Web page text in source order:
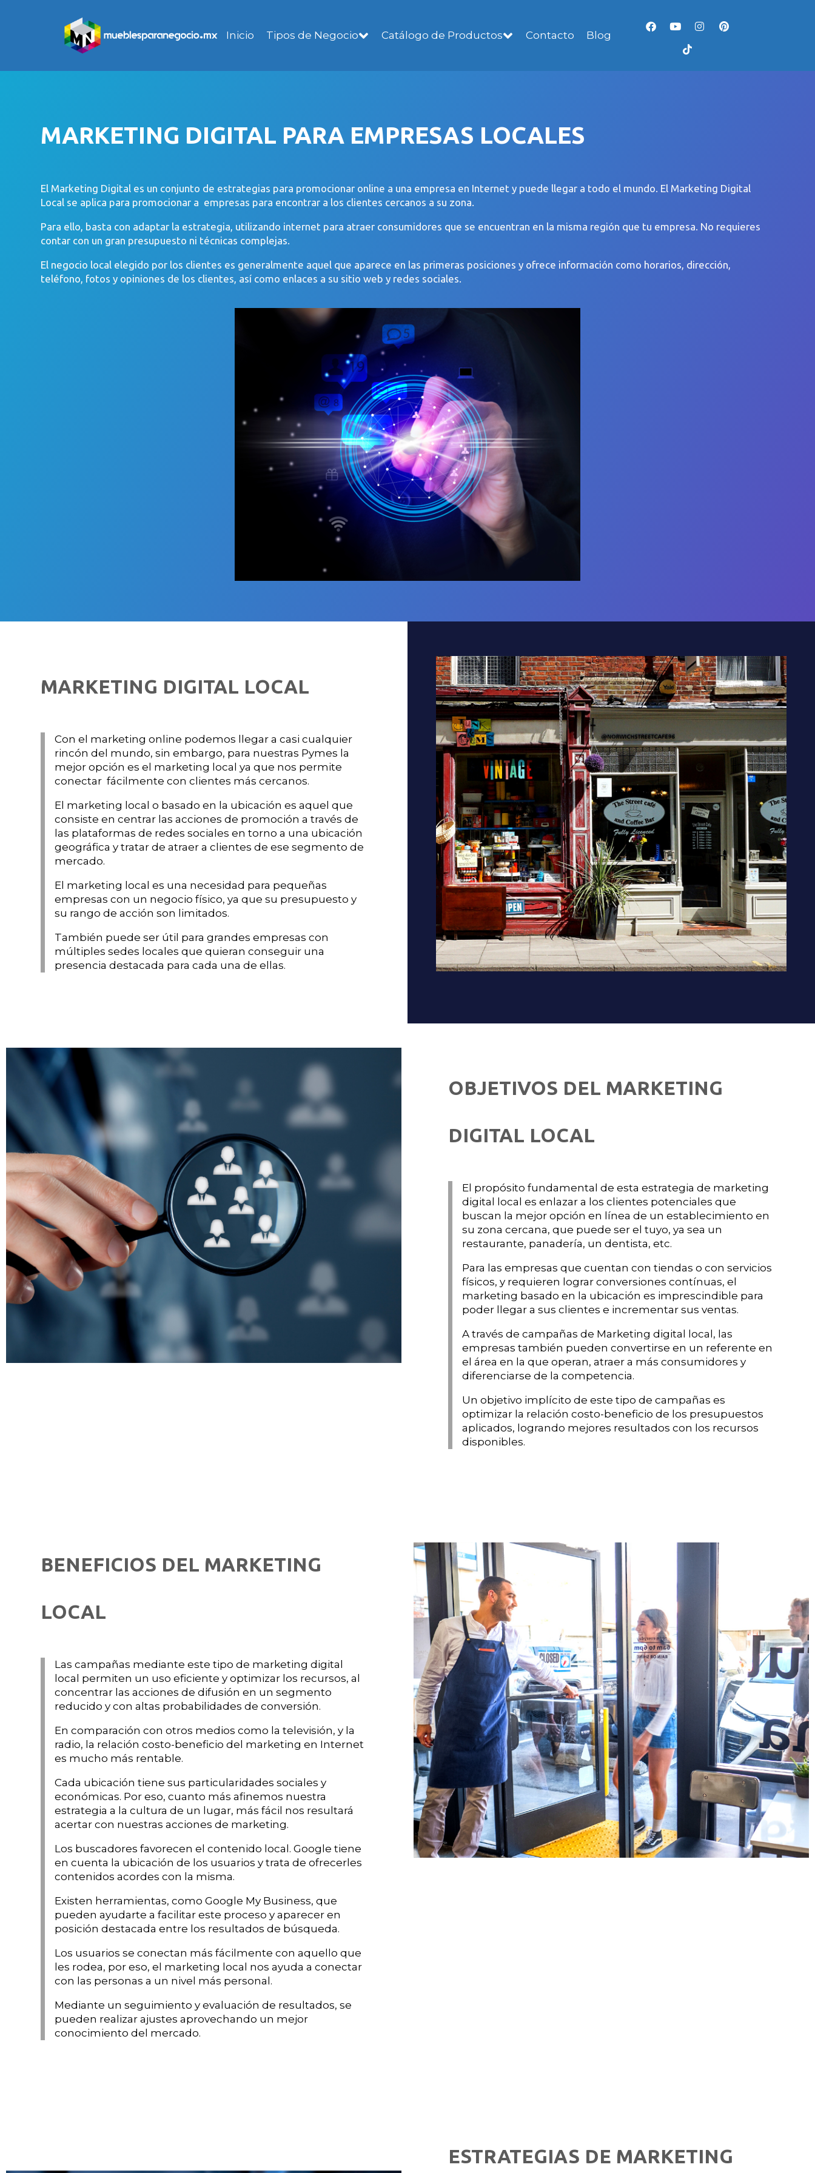
Inicio Tipos de Negocio Catálogo de Productos Contacto Blog
MARKETING DIGITAL PARA EMPRESAS LOCALES
El Marketing Digital es un conjunto de estrategias para promocionar online a una empresa en Internet y puede llegar a todo el mundo. El Marketing Digital
Local se aplica para promocionar a empresas para encontrar a los clientes cercanos a su zona.
Para ello, basta con adaptar la estrategia, utilizando internet para atraer consumidores que se encuentran en la misma región que tu empresa. No requieres
contar con un gran presupuesto ni técnicas complejas.
El negocio local elegido por los clientes es generalmente aquel que aparece en las primeras posiciones y ofrece información como horarios, dirección,
teléfono, fotos y opiniones de los clientes, así como enlaces a su sitio web y redes sociales.
MARKETING DIGITAL LOCAL
Con el marketing online podemos llegar a casi cualquier
rincón del mundo, sin embargo, para nuestras Pymes la
mejor opción es el marketing local ya que nos permite
conectar fácilmente con clientes más cercanos.
El marketing local o basado en la ubicación es aquel que
consiste en centrar las acciones de promoción a través de
las plataformas de redes sociales en torno a una ubicación
geográfica y tratar de atraer a clientes de ese segmento de
mercado.
El marketing local es una necesidad para pequeñas
empresas con un negocio físico, ya que su presupuesto y
su rango de acción son limitados.
También puede ser útil para grandes empresas con
múltiples sedes locales que quieran conseguir una
presencia destacada para cada una de ellas.
OBJETIVOS DEL MARKETING
DIGITAL LOCAL
El propósito fundamental de esta estrategia de marketing
digital local es enlazar a los clientes potenciales que
buscan la mejor opción en línea de un establecimiento en
su zona cercana, que puede ser el tuyo, ya sea un
restaurante, panadería, un dentista, etc.
Para las empresas que cuentan con tiendas o con servicios
físicos, y requieren lograr conversiones contínuas, el
marketing basado en la ubicación es imprescindible para
poder llegar a sus clientes e incrementar sus ventas.
A través de campañas de Marketing digital local, las
empresas también pueden convertirse en un referente en
el área en la que operan, atraer a más consumidores y
diferenciarse de la competencia.
Un objetivo implícito de este tipo de campañas es
optimizar la relación costo-beneficio de los presupuestos
aplicados, logrando mejores resultados con los recursos
disponibles.
BENEFICIOS DEL MARKETING
LOCAL
Las campañas mediante este tipo de marketing digital
local permiten un uso eficiente y optimizar los recursos, al
concentrar las acciones de difusión en un segmento
reducido y con altas probabilidades de conversión.
En comparación con otros medios como la televisión, y la
radio, la relación costo-beneficio del marketing en Internet
es mucho más rentable.
Cada ubicación tiene sus particularidades sociales y
económicas. Por eso, cuanto más afinemos nuestra
estrategia a la cultura de un lugar, más fácil nos resultará
acertar con nuestras acciones de marketing.
Los buscadores favorecen el contenido local. Google tiene
en cuenta la ubicación de los usuarios y trata de ofrecerles
contenidos acordes con la misma.
Existen herramientas, como Google My Business, que
pueden ayudarte a facilitar este proceso y aparecer en
posición destacada entre los resultados de búsqueda.
Los usuarios se conectan más fácilmente con aquello que
les rodea, por eso, el marketing local nos ayuda a conectar
con las personas a un nivel más personal.
Mediante un seguimiento y evaluación de resultados, se
pueden realizar ajustes aprovechando un mejor
conocimiento del mercado.
ESTRATEGIAS DE MARKETING